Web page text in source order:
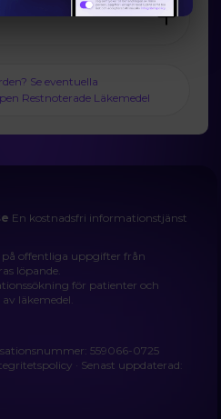
om möjliga
Se eventuella
Restnoterade Läkemedel
En kostnadsfri informationstjänst
offentliga uppgifter från
löpande.
för patienter och
läkemedel.
559066-0725
· Senast uppdaterad: